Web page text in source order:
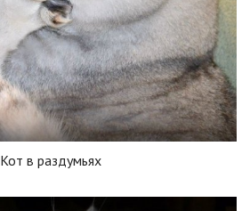
Кот в раздумьях